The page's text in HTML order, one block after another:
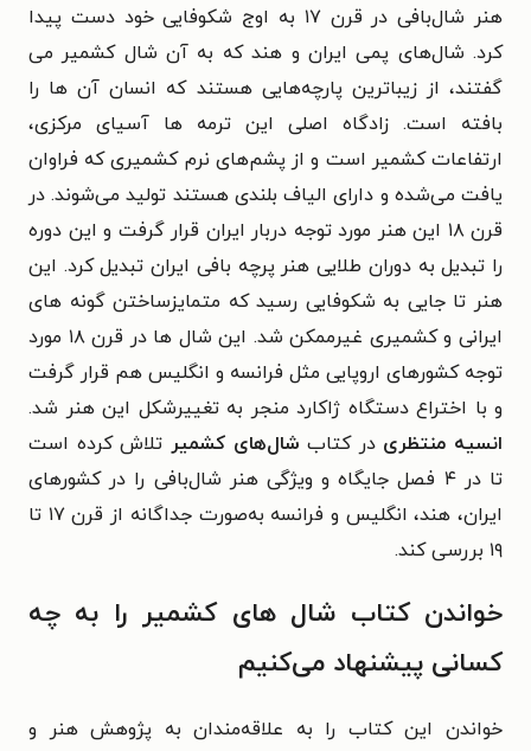
هنر شال‌بافی در قرن ۱۷ به اوج شکوفایی خود دست پیدا
کرد. شال‌های پمی ایران و هند که به آن شال کشمیر می
گفتند، از زیباترین پارچه‌هایی هستند که انسان آن ها را
بافته است. زادگاه اصلی این ترمه ها آسیای مرکزی،‌
ارتفاعات کشمیر است و از پشم‌های نرم کشمیری که فراوان
یافت می‌شده و دارای الیاف بلندی هستند تولید می‌شوند. در
قرن ۱۸ این هنر مورد توجه دربار ایران قرار گرفت و این دوره
را تبدیل به دوران طلایی هنر پرچه بافی ایران تبدیل کرد. این
هنر تا جایی به شکوفایی رسید که متمایزساختن گونه های
ایرانی و کشمیری غیرممکن شد. این شال ها در قرن ۱۸ مورد
توجه کشورهای اروپایی مثل فرانسه و انگلیس هم قرار گرفت
و با اختراع دستگاه ژاکارد منجر به تغییرشکل این هنر شد.
انسیه منتظری در کتاب شال‌های کشمیر تلاش کرده است
تا در ۴ فصل جایگاه و ویژگی هنر شال‌بافی را در کشورهای
ایران، هند، انگلیس و فرانسه به‌صورت جداگانه از قرن ۱۷ تا
۱۹ بررسی کند.
خواندن کتاب شال های کشمیر را به چه
کسانی پیشنهاد می‌کنیم
خواندن این کتاب را به علاقه‌مندان به پژوهش هنر و